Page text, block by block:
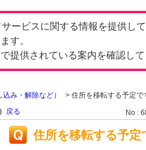
ービスに関する情報を提供して
す。
提供されている案内を確認して
み・解除など） > 住所を移転する予定で
戻る No :
住所を移転する予定